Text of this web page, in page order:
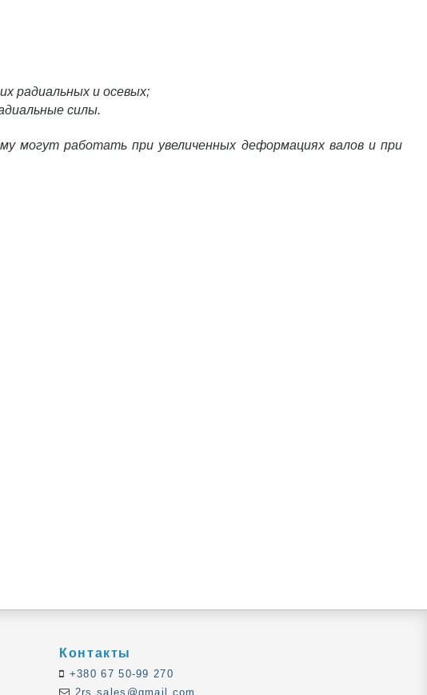
радиальных и осевых;
силы.
могут работать при увеличенных деформациях валов и при
Контакты
+380 67 50-99 270
2rs.sales@gmail.com